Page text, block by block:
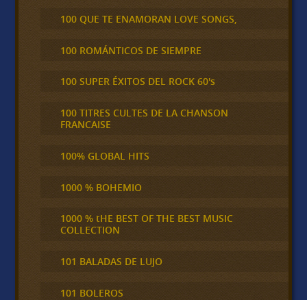
100 QUE TE ENAMORAN LOVE SONGS,
100 ROMÁNTICOS DE SIEMPRE
100 SUPER ÉXITOS DEL ROCK 60's
100 TITRES CULTES DE LA CHANSON
FRANCAISE
100% GLOBAL HITS
1000 % BOHEMIO
1000 % tHE BEST OF THE BEST MUSIC
COLLECTION
101 BALADAS DE LUJO
101 BOLEROS